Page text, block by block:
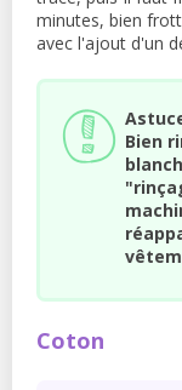
minutes, bien
avec l'ajout d'un
Bien
Coton